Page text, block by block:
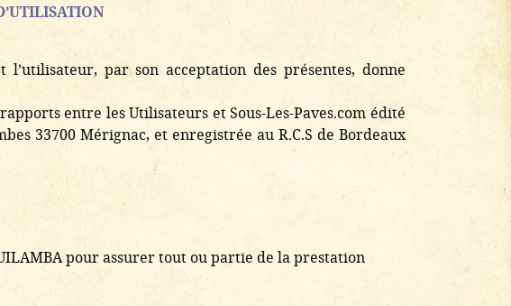
par son acceptation des présentes, donne
entre les Utilisateurs et Sous-Les-Paves.com édité
33700 Mérignac, et enregistrée au R.C.S de Bordeaux
pour assurer tout ou partie de la prestation